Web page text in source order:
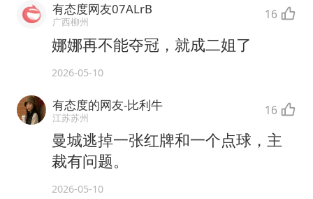
有态度网友07ALrB
广西柳州 16
娜娜再不能夺冠，就成二姐了
2026-05-10
有态度的网友-比利牛
江苏苏州 16
曼城逃掉一张红牌和一个点球，主
裁有问题。
2026-05-10